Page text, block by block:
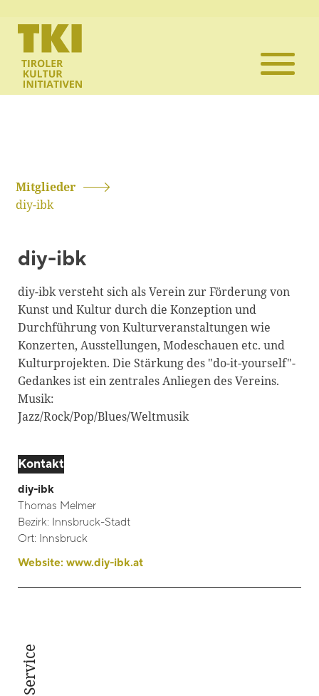
Mitglieder
diy-ibk
diy-ibk
diy-ibk versteht sich als Verein zur Förderung von
Kunst und Kultur durch die Konzeption und
Durchführung von Kulturveranstaltungen wie
Konzerten, Ausstellungen, Modeschauen etc. und
Kulturprojekten. Die Stärkung des "do-it-yourself"-
Gedankes ist ein zentrales Anliegen des Vereins.
Musik:
Jazz/Rock/Pop/Blues/Weltmusik
Kontakt
diy-ibk
Thomas Melmer
Bezirk: Innsbruck-Stadt
Ort: Innsbruck
Website: www.diy-ibk.at
Service
Die TKI
Mitglieder
Kontakt
Blackboard
Bibliothek